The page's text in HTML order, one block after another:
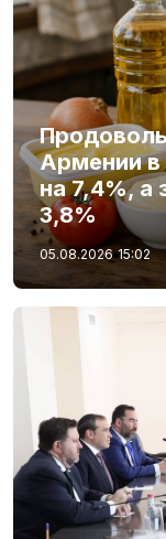
Армении в
на 7,4%, а
3,8%
05.08.2026 15:02